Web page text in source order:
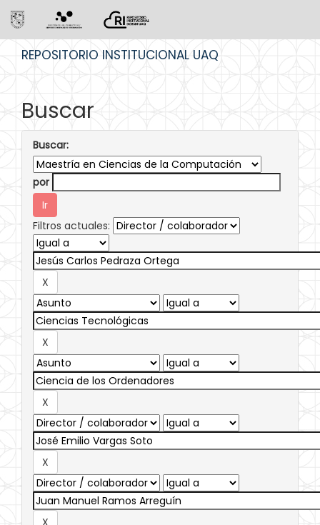
REPOSITORIO INSTITUCIONAL UAQ
Buscar
Buscar:
por
Filtros actuales: